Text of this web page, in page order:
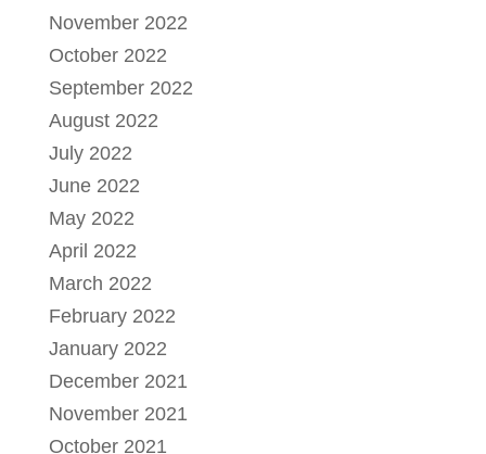
November 2022
October 2022
September 2022
August 2022
July 2022
June 2022
May 2022
April 2022
March 2022
February 2022
January 2022
December 2021
November 2021
October 2021